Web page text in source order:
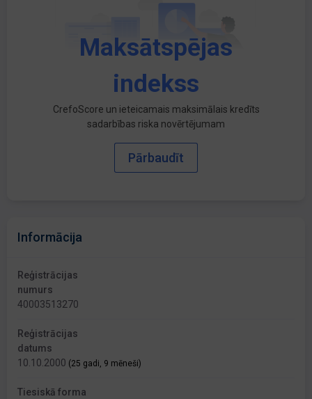
Maksātspējas
indekss
CrefoScore un ieteicamais maksimālais kredīts
sadarbības riska novērtējumam
Pārbaudīt
Informācija
Reģistrācijas
numurs
40003513270
Reģistrācijas
datums
10.10.2000 (25 gadi, 9 mēneši)
Tiesiskā forma